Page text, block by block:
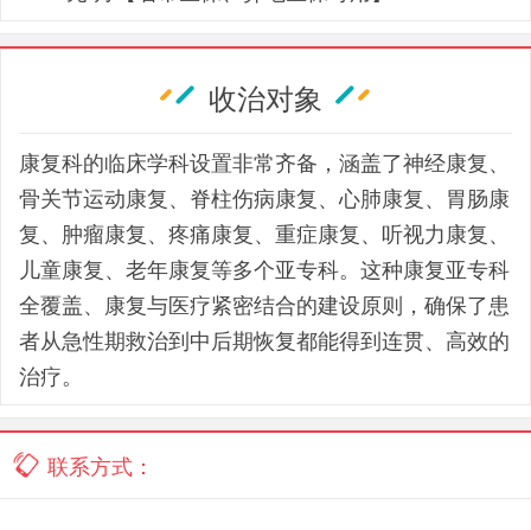
收治对象
康复科的临床学科设置非常齐备，涵盖了神经康复、
骨关节运动康复、脊柱伤病康复、心肺康复、胃肠康
复、肿瘤康复、疼痛康复、重症康复、听视力康复、
儿童康复、老年康复等多个亚专科。这种康复亚专科
全覆盖、康复与医疗紧密结合的建设原则，确保了患
者从急性期救治到中后期恢复都能得到连贯、高效的
治疗。
联系方式：